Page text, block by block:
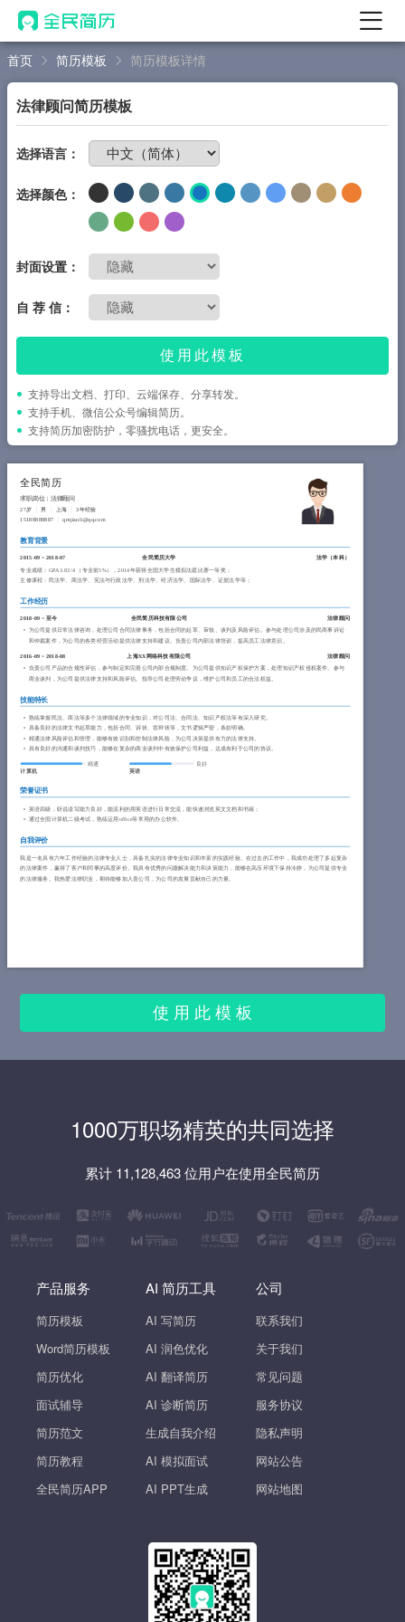
首页
AI 简历工具
AI 优化简历
AI 翻译简历
AI 诊断简历
AI 模拟面试
面试自我介绍
简历教程
登录 / 注册
首页 简历模板 简历模板详情
法律顾问简历模板
选择语言：
选择颜色：
封面设置：
自 荐 信：
使用此模板
支持导出文档、打印、云端保存、分享转发。
支持手机、微信公众号编辑简历。
支持简历加密防护，零骚扰电话，更安全。
全民简历
求职岗位：法律顾问
27岁
男 上海 3年经验
15188888887 qmjianli@qq.com
教育背景
2015-09 ~ 2018-07 全民简历大学 法学（本科）
专业成绩：GPA 3.83/4 （专业前5%），2014年获得全国大学生模拟法庭比赛一等奖；
主修课程：民法学、商法学、宪法与行政法学、刑法学、经济法学、国际法学、证据法学等；
工作经历
2018-09 ~ 至今 全民简历科技有限公司
法律顾问
为公司提供日常法律咨询，处理公司合同法律事务，包括合同的起草、审核、谈判及风险评估。参与处理公司涉及的民商事诉讼
和仲裁案件，为公司的各类经营活动提供法律支持和建议。负责公司内部法律培训，提高员工法律意识。
2016-09 ~ 2018-08 上海XX网络科技有限公司 法律顾问
负责公司产品的合规性评估，参与制定和完善公司内部合规制度。为公司提供知识产权保护方案，处理知识产权侵权案件。参与
商业谈判，为公司提供法律支持和风险评估。指导公司处理劳动争议，维护公司和员工的合法权益。
技能特长
熟练掌握民法、商法等多个法律领域的专业知识，对公司法、合同法、知识产权法等有深入研究。
具备良好的法律文书起草能力，包括合同、诉状、答辩状等，文书逻辑严密，条款明确。
精通法律风险评估和管理，能够有效识别和控制法律风险，为公司决策提供有力的法律支持。
具有良好的沟通和谈判技巧，能够在复杂的商业谈判中有效保护公司利益，达成有利于公司的协议。
计算机
精通
英语
良好
荣誉证书
英语四级，听说读写能力良好，能流利的用英语进行日常交流，能快速浏览英文文档和书籍；
通过全国计算机二级考试，熟练运用office等常用的办公软件。
自我评价
我是一名具有六年工作经验的法律专业人士，具备扎实的法律专业知识和丰富的实践经验。在过去的工作中，我成功处理了多起复杂
的法律案件，赢得了客户和同事的高度评价。我具有优秀的问题解决能力和决策能力，能够在高压环境下保持冷静，为公司提供专业
的法律服务。我热爱法律职业，期待能够加入贵公司，为公司的发展贡献自己的力量。
使 用 此 模 板
1000万职场精英的共同选择
累计 11,128,463 位用户在使用全民简历
产品服务
简历模板
Word简历模板
简历优化
面试辅导
简历范文
简历教程
全民简历APP
AI 简历工具
AI 写简历
AI 润色优化
AI 翻译简历
AI 诊断简历
生成自我介绍
AI 模拟面试
AI PPT生成
公司
联系我们
关于我们
常见问题
服务协议
隐私声明
网站公告
网站地图